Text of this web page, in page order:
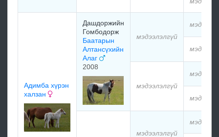
Адимба хүрэн
халзан
Дашдоржийн
Гомбодорж
Баатарын
Алтансүхийн
Алаг
2008
мэдээлэлгүй
мэдээлэлгүй
мэдээлэлгүй